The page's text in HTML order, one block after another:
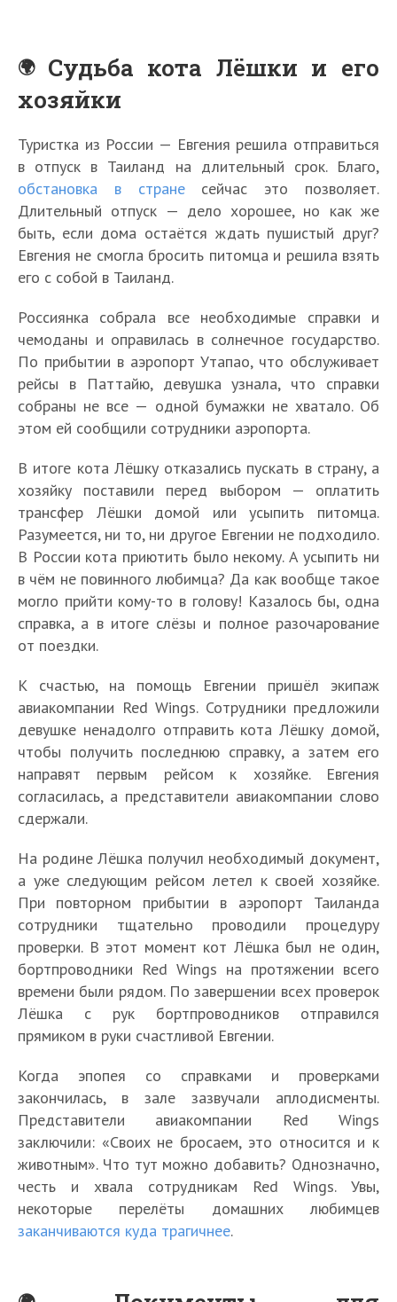
Судьба кота Лёшки и его
хозяйки
Туристка из России — Евгения решила отправиться
в отпуск в Таиланд на длительный срок. Благо,
обстановка в странесейчас это позволяет.
Длительный отпуск — дело хорошее, но как же
быть, если дома остаётся ждать пушистый друг?
Евгения не смогла бросить питомца и решила взять
его с собой в Таиланд.
Россиянка собрала все необходимые справки и
чемоданы и оправилась в солнечное государство.
По прибытии в аэропорт Утапао, что обслуживает
рейсы в Паттайю, девушка узнала, что справки
собраны не все — одной бумажки не хватало. Об
этом ей сообщили сотрудники аэропорта.
В итоге кота Лёшку отказались пускать в страну, а
хозяйку поставили перед выбором — оплатить
трансфер Лёшки домой или усыпить питомца.
Разумеется, ни то, ни другое Евгении не подходило.
В России кота приютить было некому. А усыпить ни
в чём не повинного любимца? Да как вообще такое
могло прийти кому-то в голову! Казалось бы, одна
справка, а в итоге слёзы и полное разочарование
от поездки.
К счастью, на помощь Евгении пришёл экипаж
авиакомпании Red Wings. Сотрудники предложили
девушке ненадолго отправить кота Лёшку домой,
чтобы получить последнюю справку, а затем его
направят первым рейсом к хозяйке. Евгения
согласилась, а представители авиакомпании слово
сдержали.
На родине Лёшка получил необходимый документ,
а уже следующим рейсом летел к своей хозяйке.
При повторном прибытии в аэропорт Таиланда
сотрудники тщательно проводили процедуру
проверки. В этот момент кот Лёшка был не один,
бортпроводники Red Wings на протяжении всего
времени были рядом. По завершении всех проверок
Лёшка с рук бортпроводников отправился
прямиком в руки счастливой Евгении.
Когда эпопея со справками и проверками
закончилась, в зале зазвучали аплодисменты.
Представители авиакомпании Red Wings
заключили: «Своих не бросаем, это относится и к
животным». Что тут можно добавить? Однозначно,
честь и хвала сотрудникам Red Wings. Увы,
некоторые перелёты домашних любимцев
заканчиваются куда трагичнее.